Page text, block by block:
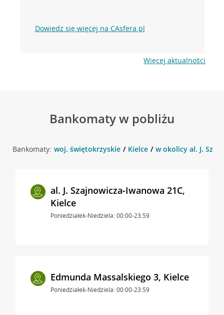
Dowiedz się więcej na CAsfera.pl
Więcej aktualności
Bankomaty w pobliżu
Bankomaty: woj. świętokrzyskie Kielce w okolicy al. J.
al. J. Szajnowicza-Iwanowa 21C,
Kielce
Poniedziałek-Niedziela: 00:00-23:59
Edmunda Massalskiego 3, Kielce
Poniedziałek-Niedziela: 00:00-23:59